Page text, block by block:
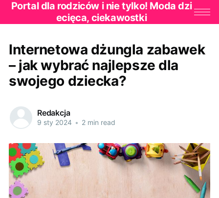
Portal dla rodziców i nie tylko! Moda dzi
ecięca, ciekawostki
Internetowa dżungla zabawek
– jak wybrać najlepsze dla
swojego dziecka?
Redakcja
9 sty 2024 • 2 min read